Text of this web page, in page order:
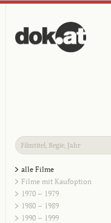
alle Filme
Filme mit Kaufoption
1970 – 1979
1980 – 1989
1990 – 1999